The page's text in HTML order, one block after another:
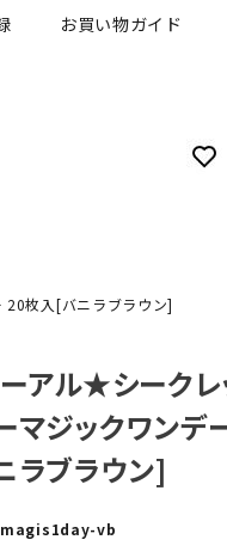
お買い物ガイド
ピュアアイズワンデー
その他ブランドはこちら
VT
細フチカラコン
枚入[バニラブラウン]
アル★シークレ
マジックワンデ
ラブラウン]
vb